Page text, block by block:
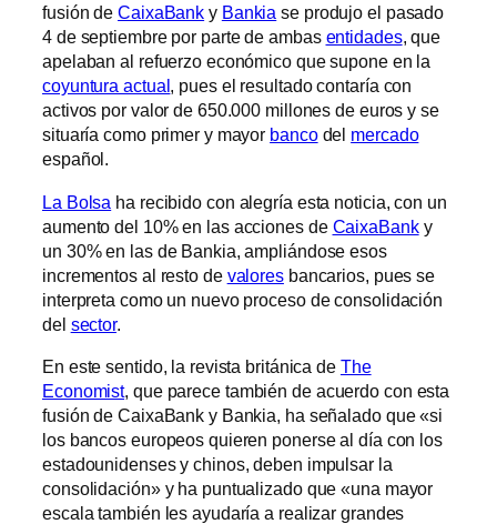
fusión deCaixaBank y Bankia se produjo el pasado
4 de septiembre por parte de ambas entidades, que
apelaban al refuerzo económico que supone en la
coyuntura actual , pues el resultado contaría con
activos por valor de 650.000 millones de euros y se
situaría como primer y mayor bancodel mercado
español.
La Bolsa ha recibido con alegría esta noticia, con un
aumento del 10% en las acciones de CaixaBanky
un 30% en las de Bankia, ampliándose esos
incrementos al resto de valoresbancarios, pues se
interpreta como un nuevo proceso de consolidación
del sector.
En este sentido, la revista británica de The
Economist, que parece también de acuerdo con esta
fusión de CaixaBank y Bankia, ha señalado que «si
los bancos europeos quieren ponerse al día con los
estadounidenses y chinos, deben impulsar la
consolidación» y ha puntualizado que «una mayor
escala también les ayudaría a realizar grandes